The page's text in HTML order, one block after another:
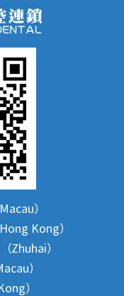
）
Kong）
Zhuhai）
）
）